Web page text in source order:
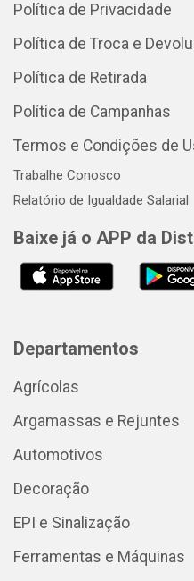
Política de Privacidade
Política de Troca e
Política de Retirada
Política de Campanhas
Termos e Condições de
Trabalhe Conosco
Relatório de Igualdade Salarial
Baixe já o APP da
Departamentos
Agrícolas
Argamassas e Rejuntes
Automotivos
Decoração
EPI e Sinalização
Ferramentas e Máquinas